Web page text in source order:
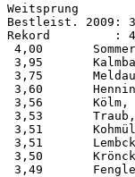
Bestleist. 2009:
Rekord         :
4,00
3,95
3,75
3,60
3,56
3,53
3,51
3,51
3,50
3,49